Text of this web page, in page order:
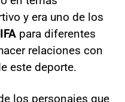
y era uno de los
para diferentes
relaciones con
este deporte.
los personajes que